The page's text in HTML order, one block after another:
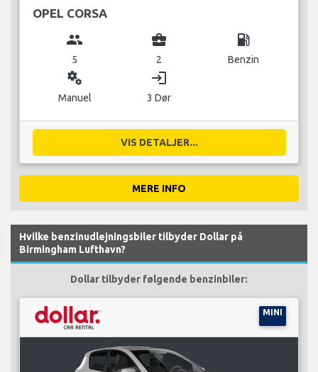
OPEL CORSA
group
5
business_center
2
local_gas_station
Benzin
miscellaneous_services
Manuel
login
3 Dør
VIS DETALJER...
MERE INFO
Hvilke benzinudlejningsbiler tilbyder Dollar på
Birmingham Lufthavn?
Dollar tilbyder følgende benzinbiler:
MINI